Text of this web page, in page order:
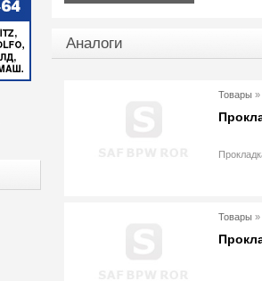
Аналоги
Товары »
Товары »